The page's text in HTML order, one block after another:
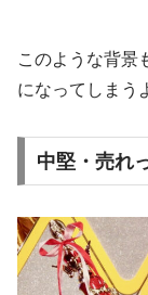
このような背景
になってしまう
中堅・売れ